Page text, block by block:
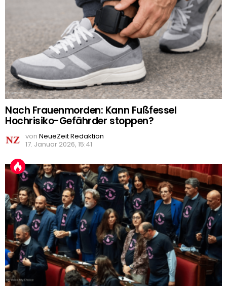
Nach Frauenmorden: Kann Fußfessel
Hochrisiko-Gefährder stoppen?
von NeueZeit Redaktion
17. Januar 2026, 15:41